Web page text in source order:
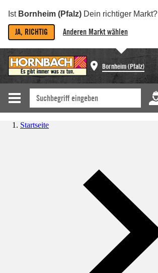
Ist Bornheim (Pfalz) Dein richtiger Markt?
JA, RICHTIG Anderen Markt wählen
Bornheim (Pfalz)
Startseite